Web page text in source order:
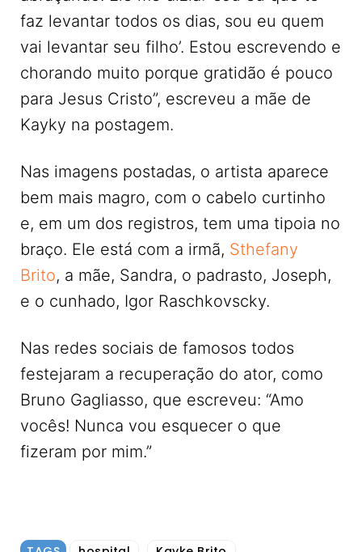
faz levantar todos os dias, sou eu quem
vai levantar seu filho’. Estou escrevendo e
chorando muito porque gratidão é pouco
para Jesus Cristo”, escreveu a mãe de
Kayky na postagem.
Nas imagens postadas, o artista aparece
bem mais magro, com o cabelo curtinho
e, em um dos registros, tem uma tipoia no
braço. Ele está com a irmã, Sthefany
Brito, a mãe, Sandra, o padrasto, Joseph,
e o cunhado, Igor Raschkovscky.
Nas redes sociais de famosos todos
festejaram a recuperação do ator, como
Bruno Gagliasso, que escreveu: “Amo
vocês! Nunca vou esquecer o que
fizeram por mim.”